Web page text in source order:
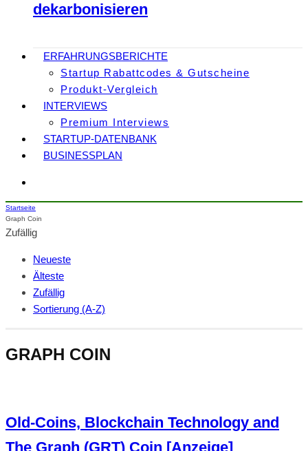
dekarbonisieren
ERFAHRUNGSBERICHTE
Startup Rabattcodes & Gutscheine
Produkt-Vergleich
INTERVIEWS
Premium Interviews
STARTUP-DATENBANK
BUSINESSPLAN
Startseite
Graph Coin
Zufällig
Neueste
Älteste
Zufällig
Sortierung (A-Z)
GRAPH COIN
Old-Coins, Blockchain Technology and
The Graph (GRT) Coin [Anzeige]